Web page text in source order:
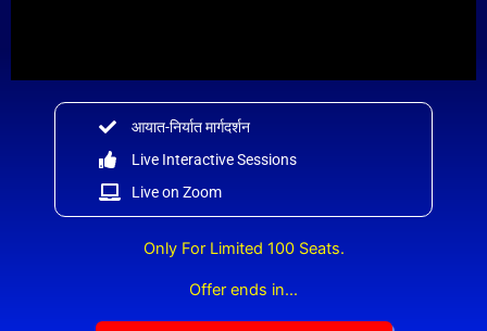
आयात-निर्यात मार्गदर्शन
Live Interactive Sessions
Live on Zoom
Only For Limited 100 Seats.
Offer ends in...